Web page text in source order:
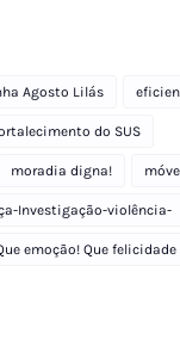
Agosto Lilás
do SUS
moradia digna!
Investigação-violência-
emoção! Que felicidade